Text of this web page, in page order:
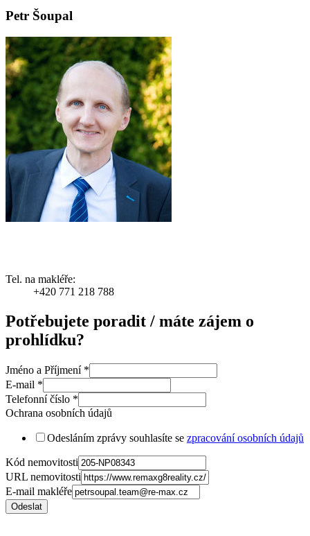
Petr Šoupal
Tel. na makléře:
+420 771 218 788
Potřebujete poradit / máte zájem o
prohlídku?
Jméno a Příjmení *
E-mail *
Telefonní číslo *
Ochrana osobních údajů
Odesláním zprávy souhlasíte se zpracování osobních údajů
Kód nemovitosti
URL nemovitosti
E-mail makléře
Odeslat